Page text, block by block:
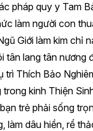
pháp quy y Tam
làm người con
Giới làm kim chỉ
tân lang tân nương
trì Thích Bảo
kinh Thiện
trẻ phải sống
làm dâu hiền, rể